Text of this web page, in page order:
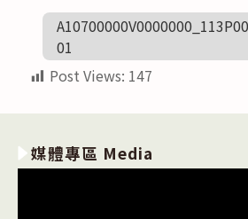
01
Post Views: 147
媒體專區 Media